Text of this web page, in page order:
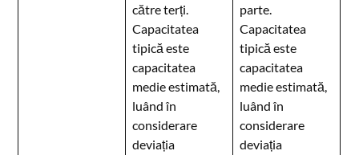
către terți.
Capacitatea
tipică este
capacitatea
medie estimată,
luând în
considerare
deviația
parte.
Capacitatea
tipică este
capacitatea
medie estimată,
luând în
considerare
deviația